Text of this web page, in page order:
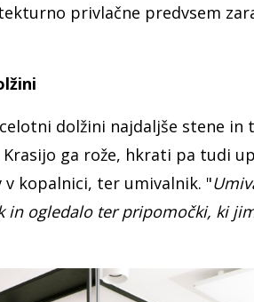
privlačne predvsem
dolžini najdaljše stene in
ga rože, hkrati pa tudi
kopalnici, ter umivalnik. "
in ogledalo ter pripomočki, ki